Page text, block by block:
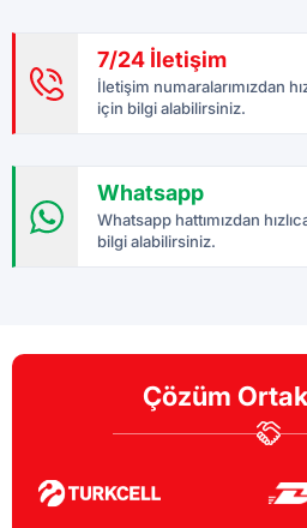
7/24 İletişim
İletişim numaralarımızdan
için bilgi alabilirsiniz.
Whatsapp
Whatsapp hattımızdan
bilgi alabilirsiniz.
Çözüm